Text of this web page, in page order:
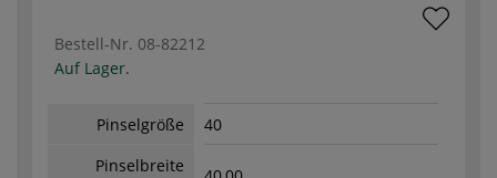
Bestell-Nr. 08-82212
Auf Lager.
Pinselgröße
40
Pinselbreite